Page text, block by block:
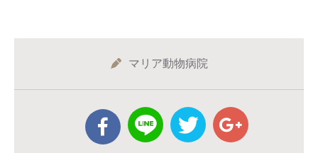
マリア動物病院